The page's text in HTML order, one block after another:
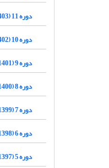
دوره 11 (1403)
دوره 10 (1402)
دوره 9 (1401)
دوره 8 (1400)
دوره 7 (1399)
دوره 6 (1398)
دوره 5 (1397)